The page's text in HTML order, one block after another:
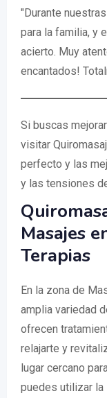
"Durante
para la familia, y
acierto. Muy
encantados!
Si buscas
visitar
perfecto y las
y las tensiones
Masajes
Terapias
En la zona de
amplia variedad
ofrecen
relajarte y
lugar cercano
puedes utilizar la